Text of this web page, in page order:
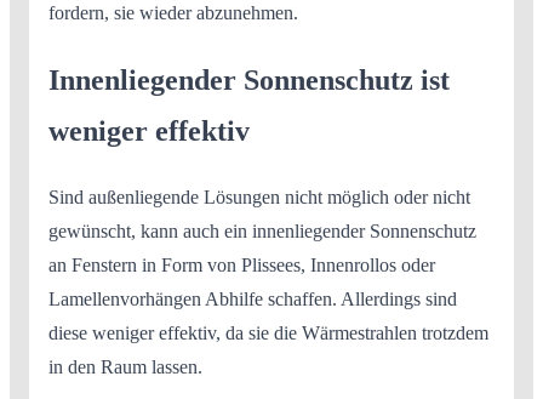
fordern, sie wieder abzunehmen.
Innenliegender Sonnenschutz ist
weniger effektiv
Sind außenliegende Lösungen nicht möglich oder nicht
gewünscht, kann auch ein innenliegender Sonnenschutz
an Fenstern in Form von Plissees, Innenrollos oder
Lamellenvorhängen Abhilfe schaffen. Allerdings sind
diese weniger effektiv, da sie die Wärmestrahlen trotzdem
in den Raum lassen.